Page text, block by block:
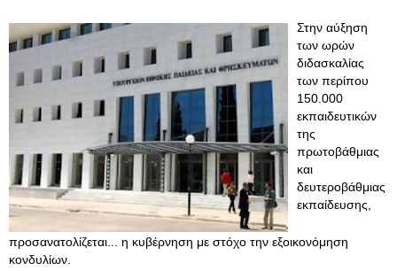
Στην αύξηση
των ωρών
διδασκαλίας
των περίπου
150.000
εκπαιδευτικών
της
πρωτοβάθμιας
και
δευτεροβάθμιας
εκπαίδευσης,
προσανατολίζεται... η κυβέρνηση με στόχο την εξοικονόμηση
κονδυλίων.